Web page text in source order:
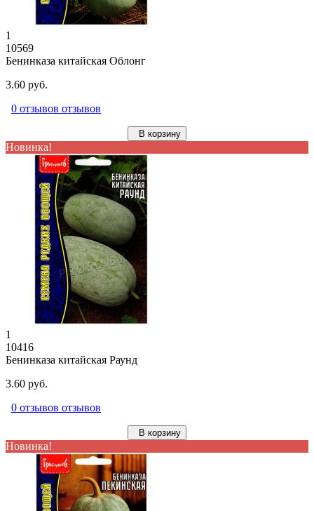
1
10569
Бенинказа китайская Облонг
3.60 руб.
0 отзывов отзывов
В корзину
Новинка!
1
10416
Бенинказа китайская Раунд
3.60 руб.
0 отзывов отзывов
В корзину
Новинка!